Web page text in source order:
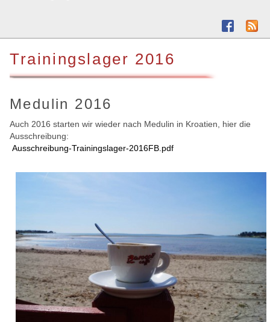
Trainingslager 2016
Medulin 2016
Auch 2016 starten wir wieder nach Medulin in Kroatien, hier die
Ausschreibung:
Ausschreibung-Trainingslager-2016FB.pdf